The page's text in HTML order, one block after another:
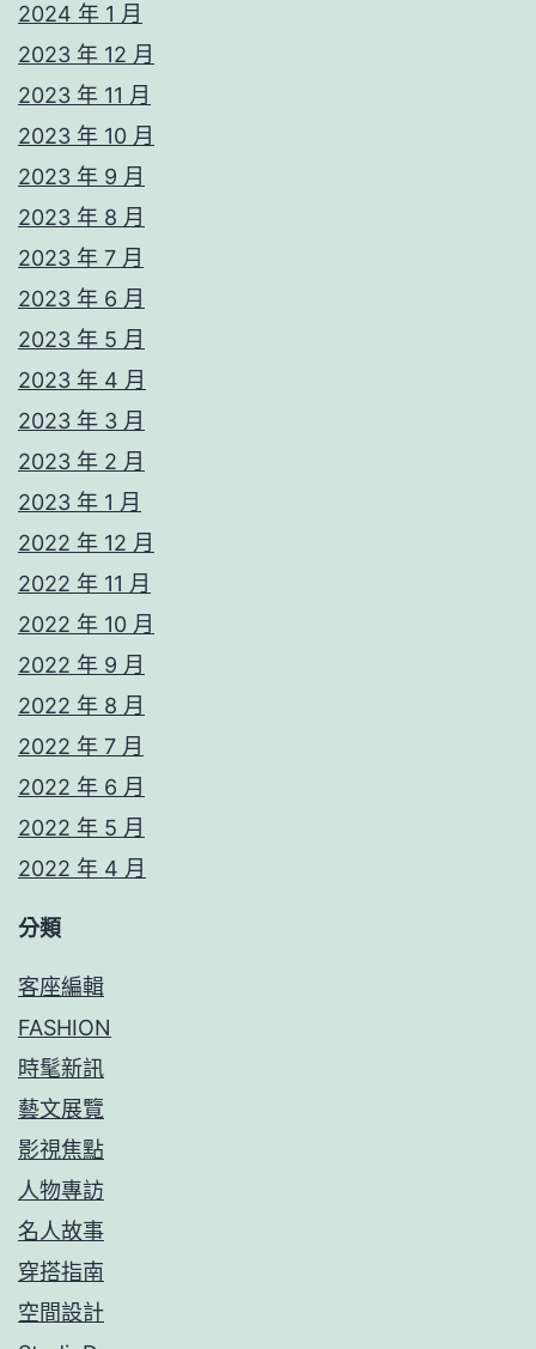
2024 年 1 月
2023 年 12 月
2023 年 11 月
2023 年 10 月
2023 年 9 月
2023 年 8 月
2023 年 7 月
2023 年 6 月
2023 年 5 月
2023 年 4 月
2023 年 3 月
2023 年 2 月
2023 年 1 月
2022 年 12 月
2022 年 11 月
2022 年 10 月
2022 年 9 月
2022 年 8 月
2022 年 7 月
2022 年 6 月
2022 年 5 月
2022 年 4 月
分類
客座編輯
FASHION
時髦新訊
藝文展覽
影視焦點
人物專訪
名人故事
穿搭指南
空間設計